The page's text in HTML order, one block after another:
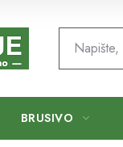
BRUSIVO